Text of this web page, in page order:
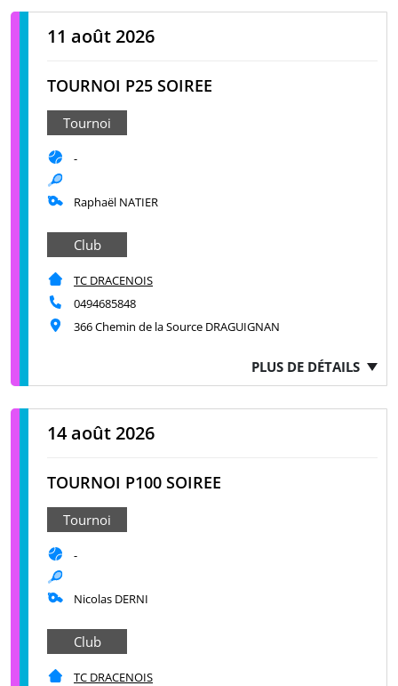
11 août 2026
TOURNOI P25 SOIREE
Tournoi
-
Raphaël NATIER
Club
TC DRACENOIS
0494685848
366 Chemin de la Source DRAGUIGNAN
PLUS DE DÉTAILS
14 août 2026
TOURNOI P100 SOIREE
Tournoi
-
Nicolas DERNI
Club
TC DRACENOIS